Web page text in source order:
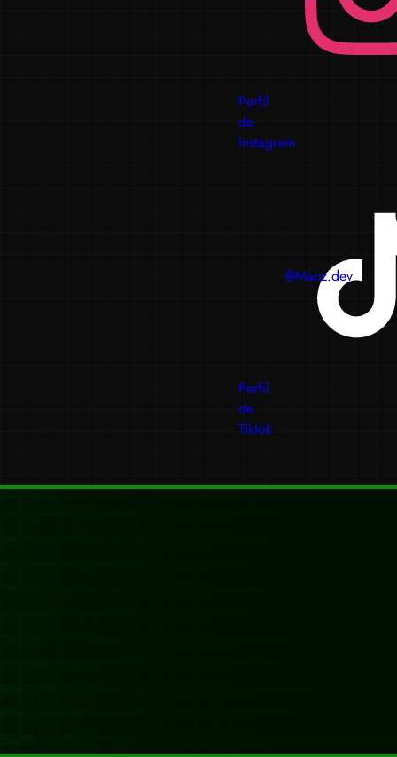
Perfil
de
Instagram
@Manz.dev
Perfil
de
Tiktok